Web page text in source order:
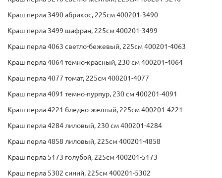
Краш перла 3490 абрикос, 225см 400201-3490
Краш перла 3499 шафран, 225см 400201-3499
Краш перла 4063 светло-бежевый, 225см 400201-4063
Краш перла 4064 темно-красный, 230 см 400201-4064
Краш перла 4077 томат, 225см 400201-4077
Краш перла 4091 темно-пурпур, 230 см 400201-4091
Краш перла 4221 бледно-желтый, 225см 400201-4221
Краш перла 4284 лиловый, 230 см 400201-4284
Краш перла 4858 лиловый, 225см 400201-4858
Краш перла 5173 голубой, 225см 400201-5173
Краш перла 5302 синий, 225см 400201-5302